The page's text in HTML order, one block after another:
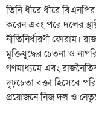
তিনি ধীরে ধীরে
করেন এবং পরে দলের
নীতিনির্ধারণী ফোরাম।
মুক্তিযুদ্ধের চেতনা ও
গণমাধ্যমে এবং
দৃঢ়চেতা বক্তা হিসেবে
প্রয়োজনে নিজ দল ও